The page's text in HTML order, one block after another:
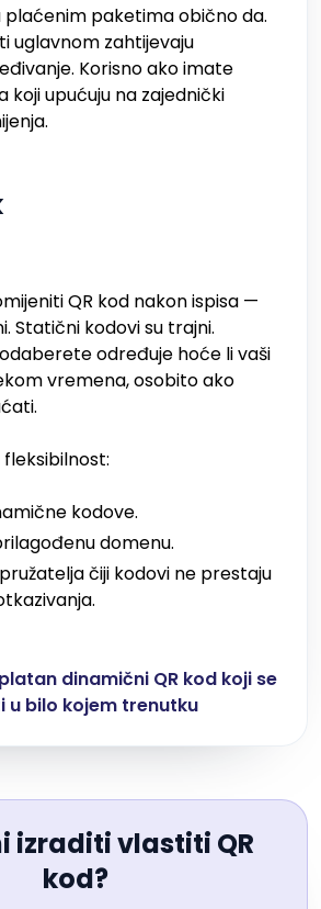
plaćenim paketima obično da.
uglavnom zahtijevaju
Korisno ako imate
koji upućuju na zajednički
QR kod nakon ispisa —
Statični kodovi su trajni.
određuje hoće li vaši
vremena, osobito ako
kodove.
domenu.
čiji kodovi ne prestaju
dinamični QR kod koji se
u bilo kojem trenutku
izraditi vlastiti QR
kod?